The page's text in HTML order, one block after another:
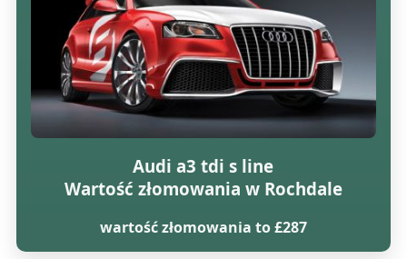
Audi a3 tdi s line
Wartość złomowania w Rochdale
wartość złomowania to £287